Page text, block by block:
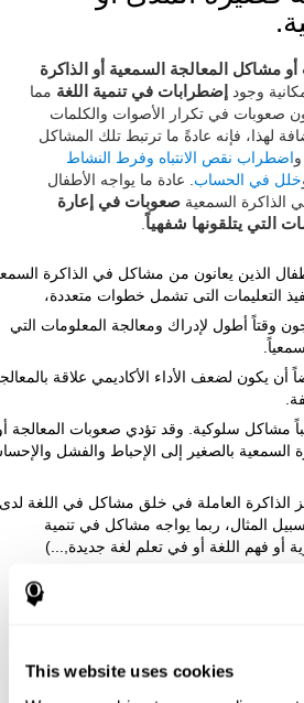
This website uses cookies
مشاكل المعالجة السمعية أو الذاكرة
وجود إضطرابات في تنمية اللغة مما
صعوبات في تكرار الأصوات والكلمات
لهذا، فإنه عادةً ما ترتبط تلك المشاكل
اضطراب نقص الانتباه وفرط النشاط
خلل في الحساب . عادة ما يواجه الأطفال
الذاكرة السمعيةصعوبات في إعارة
التي يتلقونها شفهياً
الذين يعانون من مشاكل في الذاكرة
التعليمات التى تشمل خطوات متعددة،
وقتاً أطول لإدراك ومعالجة المعلومات التي
أن يكون لضعف الأداء الأكاديمي علاقة
مشاكل سلوكية. وقد تؤدي صعوبات المعالجة
السمعية بالصغير إلى الإحباط والفشل
الذاكرة العاملة في خلق مشاكل في اللغة لدى
المثال، ربما يواجه مشاكل في تنمية
أو فهم اللغة أو في تعلم لغة جديدة,...)
في تهجئة كلمة أو فهم ما يقرأ،....إلخ.
في قشرة الفص الجبهي الظهري الجانبي و